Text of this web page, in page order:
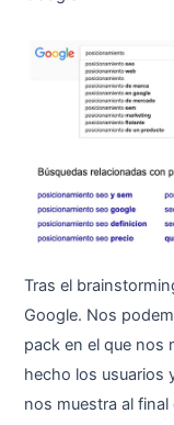
Tras el
Google. Nos
pack en el que nos
hecho los usuarios
nos muestra al final